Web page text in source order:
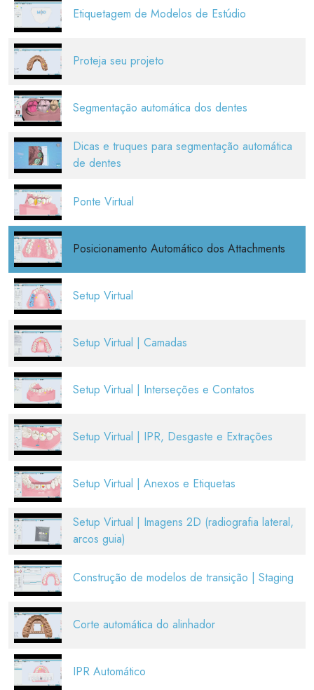
Etiquetagem de Modelos de Estúdio
Proteja seu projeto
Segmentação automática dos dentes
Dicas e truques para segmentação automática
de dentes
Ponte Virtual
Posicionamento Automático dos Attachments
Setup Virtual
Setup Virtual | Camadas
Setup Virtual | Interseções e Contatos
Setup Virtual | IPR, Desgaste e Extrações
Setup Virtual | Anexos e Etiquetas
Setup Virtual | Imagens 2D (radiografia lateral,
arcos guia)
Construção de modelos de transição | Staging
Corte automática do alinhador
IPR Automático